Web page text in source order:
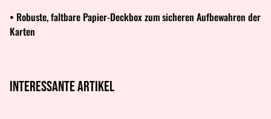
• Robuste, faltbare Papier-Deckbox zum sicheren Aufbewahren der
Karten
Interessante artikel